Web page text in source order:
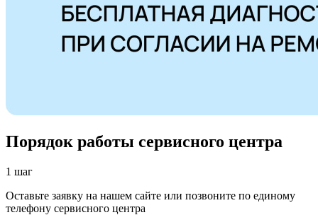
Порядок работы сервисного центра
1 шаг
Оставьте заявку на нашем сайте или позвоните по единому
телефону сервисного центра